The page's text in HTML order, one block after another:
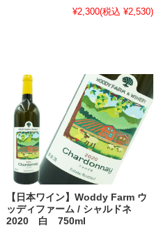
¥2,300(税込 ¥2,530)
【日本ワイン】Woddy Farm ウ
ッディファーム / シャルドネ
2020 白 750ml